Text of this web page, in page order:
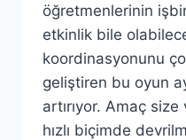
öğretmenlerinin
etkinlik bile
koordinasyonunu
geliştiren bu oyun
artırıyor. Amaç
hızlı biçimde